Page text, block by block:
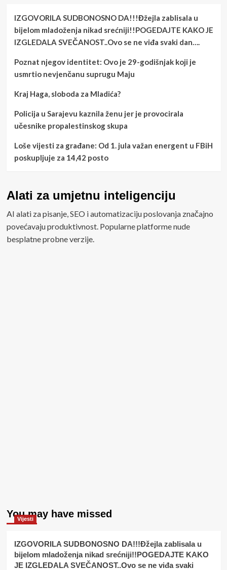
IZGOVORILA SUDBONOSNO DA!!!Đžejla zablisala u
bijelom mladoženja nikad srećniji!!POGEDAJTE KAKO JE
IZGLEDALA SVEČANOST..Ovo se ne viđa svaki dan….
Poznat njegov identitet: Ovo je 29-godišnjak koji je
usmrtio nevjenčanu suprugu Maju
Kraj Haga, sloboda za Mladića?
Policija u Sarajevu kaznila ženu jer je provocirala
učesnike propalestinskog skupa
Loše vijesti za građane: Od 1. jula važan energent u FBiH
poskupljuje za 14,42 posto
Alati za umjetnu inteligenciju
AI alati za pisanje, SEO i automatizaciju poslovanja značajno
povećavaju produktivnost. Popularne platforme nude
besplatne probne verzije.
You may have missed
Vijesti
IZGOVORILA SUDBONOSNO DA!!!Đžejla zablisala u
bijelom mladoženja nikad srećniji!!POGEDAJTE KAKO
JE IZGLEDALA SVEČANOST..Ovo se ne viđa svaki